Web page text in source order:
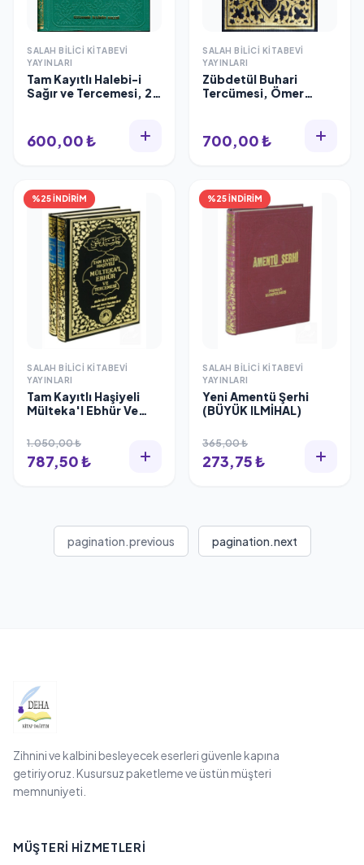
SALAH BILICI KITABEVI
YAYINLARI
Tam Kayıtlı Halebi-i
Sağır ve Tercemesi, 2.
600,00 ₺
SALAH BILICI KITABEVI
YAYINLARI
Zübdetül Buhari
Tercümesi, Ömer
700,00 ₺
%25 İNDİRİM
SALAH BILICI KITABEVI
YAYINLARI
Tam Kayıtlı Haşiyeli
Mülteka'l Ebhür Ve
TAKIM - ŞAMUA KAĞIT)
1.050,00 ₺
787,50 ₺
%25 İNDİRİM
SALAH BILICI KITABEVI
YAYINLARI
Yeni Amentü Şerhi
(BÜYÜK ILMİHAL)
365,00 ₺
273,75 ₺
pagination.previous pagination.next
Zihnini ve kalbini besleyecek eserleri güvenle kapına
getiriyoruz. Kusursuz paketleme ve üstün müşteri
memnuniyeti.
MÜŞTERI HIZMETLERI